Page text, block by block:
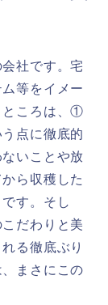
社です。宅
等をイメー
ところは、①
点に徹底的
いことや放
ら収穫した
す。そし
だわりと美
る徹底ぶり
まさにこの